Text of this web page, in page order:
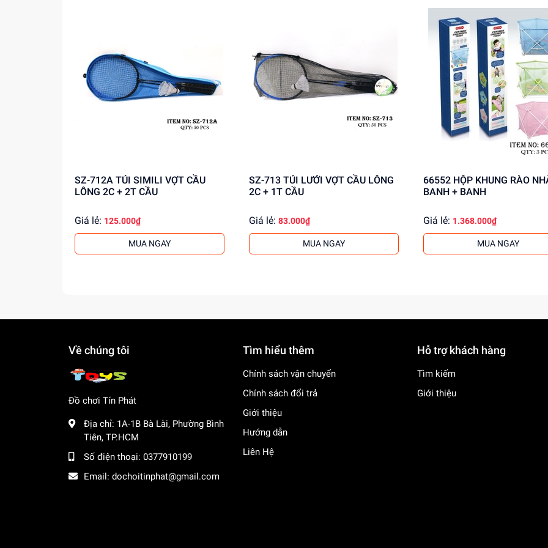
SZ-712A TÚI SIMILI VỢT CẦU
LÔNG 2C + 2T CẦU
Giá lẻ: 125.000₫
MUA NGAY
SZ-713 TÚI LƯỚI VỢT CẦU LÔNG
2C + 1T CẦU
Giá lẻ: 83.000₫
MUA NGAY
66552 HỘP KHUNG RÀO NHÀ
BANH + BANH
Giá lẻ: 1.368.000₫
MUA NGAY
Về chúng tôi
Đồ chơi Tín Phát
Địa chỉ: 1A-1B Bà Lài, Phường Bình
Tiên, TP.HCM
Số điện thoại: 0377910199
Email: dochoitinphat@gmail.com
Tìm hiểu thêm
Chính sách vận chuyển
Chính sách đổi trả
Giới thiệu
Hướng dẫn
Liên Hệ
Hỗ trợ khách hàng
Tìm kiếm
Giới thiệu